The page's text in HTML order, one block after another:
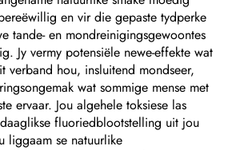
en vir die gepaste tydperke
tande- en mondreinigingsgewoontes
Jy vermy potensiële newe-effekte wat
verband hou, insluitend mondseer,
wat sommige mense met
ervaar. Jou algehele toksiese las
fluoriedblootstelling uit jou
liggaam se natuurlike